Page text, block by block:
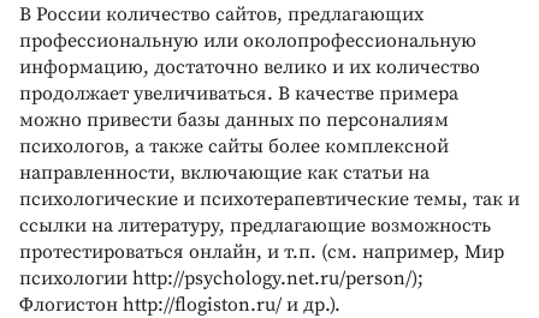
В России количество сайтов, предлагающих
профессиональную или околопрофессиональную
информацию, достаточно велико и их количество
продолжает увеличиваться. В качестве примера
можно привести базы данных по персоналиям
психологов, а также сайты более комплексной
направленности, включающие как статьи на
психологические и психотерапевтические темы, так и
ссылки на литературу, предлагающие возможность
протестироваться онлайн, и т.п. (см. например, Мир
психологии http://psychology.net.ru/person/);
Флогистон http://flogiston.ru/ и др.).